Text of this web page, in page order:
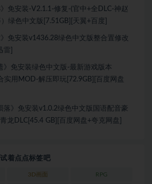
》免安装-V2.1.1-修复-(官中+全DLC-神赵
绿色中文版[7.51GB][天翼+百度]
》免安装v1436.28绿色中文版整合置修改
雷]
》免安装绿色中文版-最新游戏版本
实用MOD-解压即玩[72.9GB][百度网盘
落》免安装v1.0.2绿色中文版国语配音豪
龙DLC[45.4 GB][百度网盘+夸克网盘]
着点点标签吧
3D画面 RPG